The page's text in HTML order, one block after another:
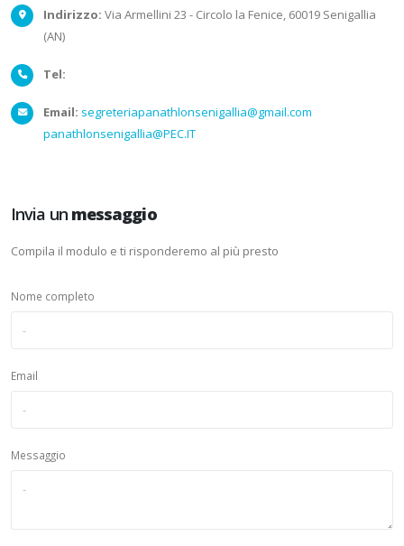
Indirizzo: Via Armellini 23 - Circolo la Fenice, 60019 Senigallia
(AN)
Tel:
Email: segreteriapanathlonsenigallia@gmail.com
panathlonsenigallia@PEC.IT
Invia un messaggio
Compila il modulo e ti risponderemo al più presto
Nome completo
Email
Messaggio